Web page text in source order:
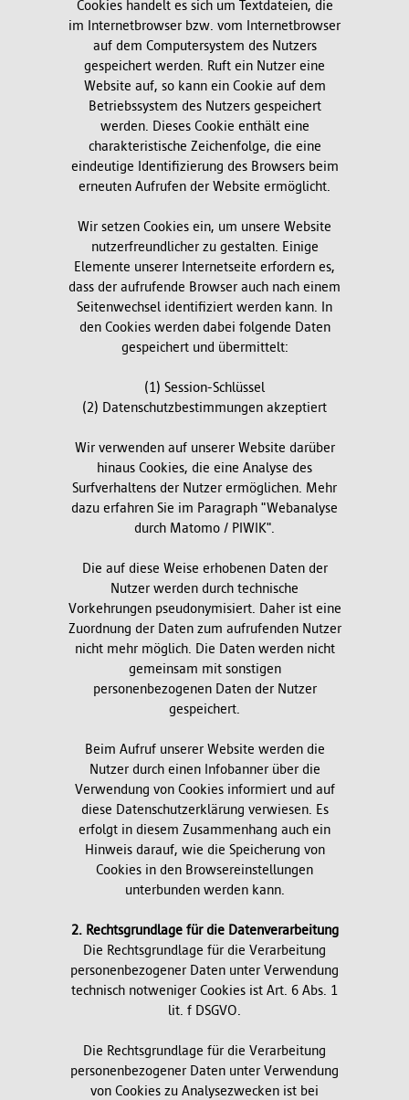
Cookies handelt es sich um Textdateien, die
im Internetbrowser bzw. vom Internetbrowser
auf dem Computersystem des Nutzers
gespeichert werden. Ruft ein Nutzer eine
Website auf, so kann ein Cookie auf dem
Betriebssystem des Nutzers gespeichert
werden. Dieses Cookie enthält eine
charakteristische Zeichenfolge, die eine
eindeutige Identifizierung des Browsers beim
erneuten Aufrufen der Website ermöglicht.
Wir setzen Cookies ein, um unsere Website
nutzerfreundlicher zu gestalten. Einige
Elemente unserer Internetseite erfordern es,
dass der aufrufende Browser auch nach einem
Seitenwechsel identifiziert werden kann. In
den Cookies werden dabei folgende Daten
gespeichert und übermittelt:
(1) Session-Schlüssel
(2) Datenschutzbestimmungen akzeptiert
Wir verwenden auf unserer Website darüber
hinaus Cookies, die eine Analyse des
Surfverhaltens der Nutzer ermöglichen. Mehr
dazu erfahren Sie im Paragraph "Webanalyse
durch Matomo / PIWIK".
Die auf diese Weise erhobenen Daten der
Nutzer werden durch technische
Vorkehrungen pseudonymisiert. Daher ist eine
Zuordnung der Daten zum aufrufenden Nutzer
nicht mehr möglich. Die Daten werden nicht
gemeinsam mit sonstigen
personenbezogenen Daten der Nutzer
gespeichert.
Beim Aufruf unserer Website werden die
Nutzer durch einen Infobanner über die
Verwendung von Cookies informiert und auf
diese Datenschutzerklärung verwiesen. Es
erfolgt in diesem Zusammenhang auch ein
Hinweis darauf, wie die Speicherung von
Cookies in den Browsereinstellungen
unterbunden werden kann.
2. Rechtsgrundlage für die Datenverarbeitung
Die Rechtsgrundlage für die Verarbeitung
personenbezogener Daten unter Verwendung
technisch notweniger Cookies ist Art. 6 Abs. 1
lit. f DSGVO.
Die Rechtsgrundlage für die Verarbeitung
personenbezogener Daten unter Verwendung
von Cookies zu Analysezwecken ist bei